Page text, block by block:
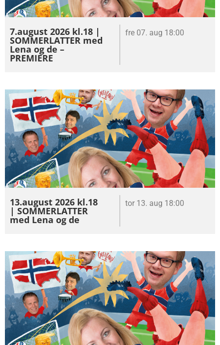
7.august 2026 kl.18 |
SOMMERLATTER med
Lena og de –
PREMIERE
fre 07. aug 18:00
13.august 2026 kl.18
| SOMMERLATTER
med Lena og de
tor 13. aug 18:00